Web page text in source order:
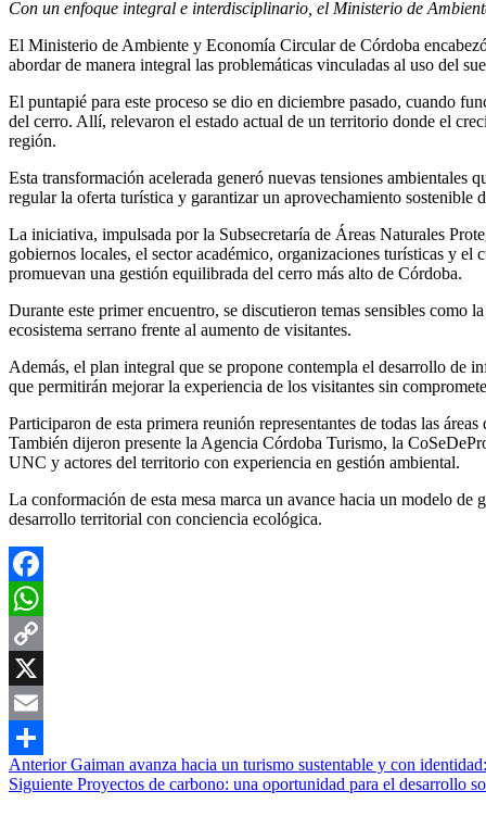
Con un enfoque integral e interdisciplinario, el Ministerio de
El Ministerio de Ambiente y Economía Circular de Córdoba
abordar de manera integral las problemáticas vinculadas al uso del
El puntapié para este proceso se dio en diciembre pasado, cuando
del cerro. Allí, relevaron el estado actual de un territorio donde el
región.
Esta transformación acelerada generó nuevas tensiones ambientales
regular la oferta turística y garantizar un aprovechamiento sostenible
La iniciativa, impulsada por la Subsecretaría de Áreas Naturales
gobiernos locales, el sector académico, organizaciones turísticas y
promuevan una gestión equilibrada del cerro más alto de Córdoba.
Durante este primer encuentro, se discutieron temas sensibles como
ecosistema serrano frente al aumento de visitantes.
Además, el plan integral que se propone contempla el desarrollo de
que permitirán mejorar la experiencia de los visitantes sin
Participaron de esta primera reunión representantes de todas las
También dijeron presente la Agencia Córdoba Turismo, la
UNC y actores del territorio con experiencia en gestión ambiental.
La conformación de esta mesa marca un avance hacia un modelo
desarrollo territorial con conciencia ecológica.
Facebook
WhatsApp
Copy
Link
X
Email
Compartir
Navegación
de
AnteriorGaiman avanza hacia un turismo sustentable y con
Siguiente Proyectos de carbono: una oportunidad para el desarrollo